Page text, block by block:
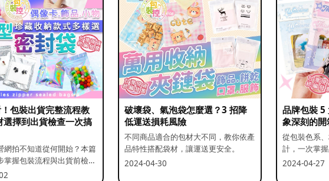
包裝出貨完整流程教
選擇到出貨檢查一次搞
網拍不知道從何開始？本篇
掌握包裝流程與出貨前檢查
破壞袋、氣泡袋怎麼選？3 招降
低運送損耗風險
不同商品適合的包材大不同，教你依產
品特性搭配袋材，讓運送更安全。
2024-04-30
品牌包裝 5
象深刻的
從包裝色系
計，一次掌
2024-04-27